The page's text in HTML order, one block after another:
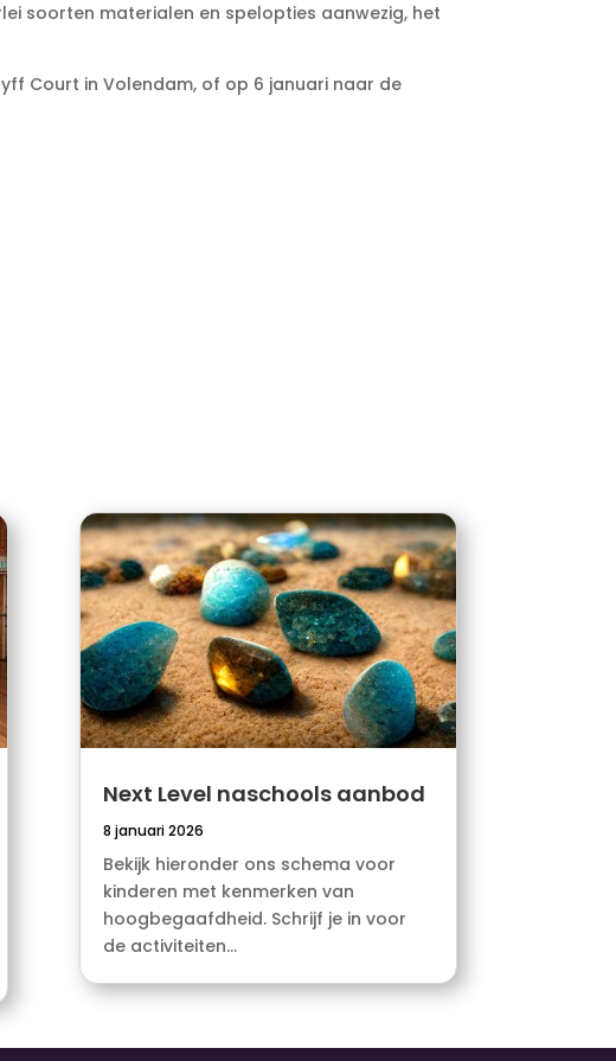
soorten materialen en spelopties aanwezig, het
Court in Volendam, of op 6 januari naar de
Next Level naschools aanbod
8 januari 2026
Bekijk hieronder ons schema voor
kinderen met kenmerken van
hoogbegaafdheid. Schrijf je in voor
de activiteiten...